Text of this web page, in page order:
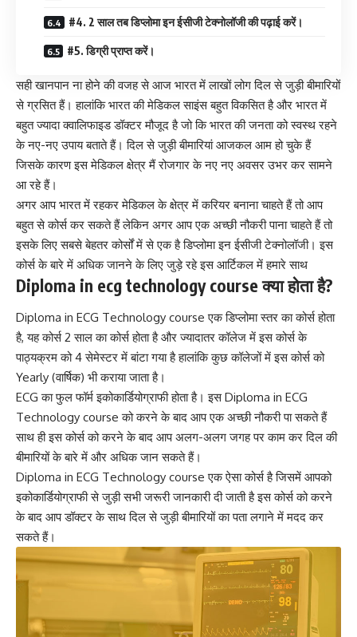
#4. 2 साल तब डिप्लोमा इन ईसीजी टेक्नोलॉजी की पढ़ाई करें।
#5. डिग्री प्राप्त करें।
सही खानपान ना होने की वजह से आज भारत में लाखों लोग दिल से जुड़ी बीमारियों
से ग्रसित हैं। हालांकि भारत की मेडिकल साइंस बहुत विकसित है और भारत में
बहुत ज्यादा क्वालिफाइडडॉक्टरमौजूद है जो कि भारत की जनता को स्वस्थ रहने
के नए-नए उपाय बताते हैं। दिल से जुड़ी बीमारियां आजकल आम हो चुके हैं
जिसके कारण इस मेडिकल क्षेत्र मैं रोजगार के नए नए अवसर उभर कर सामने
आ रहे हैं।
अगर आप भारत में रहकर मेडिकल के क्षेत्र में करियर बनाना चाहते हैं तो आप
बहुत से कोर्स कर सकते हैं लेकिन अगर आप एक अच्छी नौकरी पाना चाहते हैं तो
इसके लिए सबसे बेहतर कोर्सों में से एक है डिप्लोमा इन ईसीजी टेक्नोलॉजी। इस
कोर्स के बारे में अधिक जानने के लिए जुड़े रहे इस आर्टिकल में हमारे साथ
Diploma in ecg technology course क्या होता है?
Diploma in ECG Technology course एक डिप्लोमा स्तर का कोर्स होता
है, यह कोर्स 2 साल का कोर्स होता है और ज्यादातर कॉलेज में इस कोर्स के
पाठ्यक्रम को 4 सेमेस्टर में बांटा गया है हालांकि कुछ कॉलेजों में इस कोर्स को
Yearly (वार्षिक) भी कराया जाता है।
ECG का फुल फॉर्म इकोकार्डियोग्राफी होता है। इस Diploma in ECG
Technology course को करने के बाद आप एक अच्छी नौकरी पा सकते हैं
साथ ही इस कोर्स को करने के बाद आप अलग-अलग जगह पर काम कर दिल की
बीमारियों के बारे में और अधिक जान सकते हैं।
Diploma in ECG Technology course एक ऐसा कोर्स है जिसमें आपको
इकोकार्डियोग्राफी से जुड़ी सभी जरूरी जानकारी दी जाती है इस कोर्स को करने
के बाद आप डॉक्टर के साथ दिल से जुड़ी बीमारियों का पता लगाने में मदद कर
सकते हैं।